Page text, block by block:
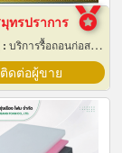
ทรปราการ
บริการรื้อถอนก่อสร้าง
ติดต่อผู้ขาย